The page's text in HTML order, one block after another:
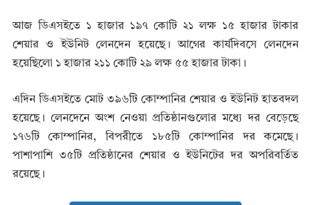
আজ ডিএসইতে ১ হাজার ১৯৭ কোটি ২১ লক্ষ ১৫ হাজার টাকার
শেয়ার ও ইউনিট লেনদেন হয়েছে। আগের কার্যদিবসে লেনদেন
হয়েছিলো ১ হাজার ২১১ কোটি ২৯ লক্ষ ৫৫ হাজার টাকা।
এদিন ডিএসইতে মোট ৩৯৬টি কোম্পানির শেয়ার ও ইউনিট হাতবদল
হয়েছে। লেনদেনে অংশ নেওয়া প্রতিষ্ঠানগুলোর মধ্যে দর বেড়েছে
১৭৬টি কোম্পানির, বিপরীতে ১৮৫টি কোম্পানির দর কমেছে।
পাশাপাশি ৩৫টি প্রতিষ্ঠানের শেয়ার ও ইউনিটের দর অপরিবর্তিত
রয়েছে।